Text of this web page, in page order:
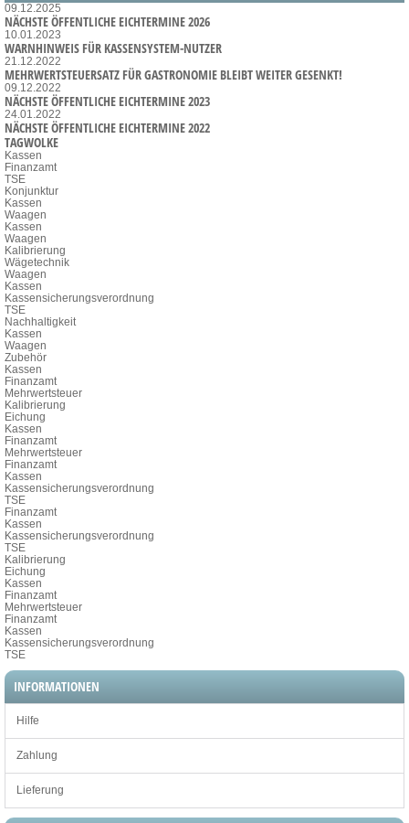
09.12.2025
NÄCHSTE ÖFFENTLICHE EICHTERMINE 2026
10.01.2023
WARNHINWEIS FÜR KASSENSYSTEM-NUTZER
21.12.2022
MEHRWERTSTEUERSATZ FÜR GASTRONOMIE BLEIBT WEITER GESENKT!
09.12.2022
NÄCHSTE ÖFFENTLICHE EICHTERMINE 2023
24.01.2022
NÄCHSTE ÖFFENTLICHE EICHTERMINE 2022
TAGWOLKE
Kassen
Finanzamt
TSE
Konjunktur
Kassen
Waagen
Kassen
Waagen
Kalibrierung
Wägetechnik
Waagen
Kassen
Kassensicherungsverordnung
TSE
Nachhaltigkeit
Kassen
Waagen
Zubehör
Kassen
Finanzamt
Mehrwertsteuer
Kalibrierung
Eichung
Kassen
Finanzamt
Mehrwertsteuer
Finanzamt
Kassen
Kassensicherungsverordnung
TSE
Finanzamt
Kassen
Kassensicherungsverordnung
TSE
Kalibrierung
Eichung
Kassen
Finanzamt
Mehrwertsteuer
Finanzamt
Kassen
Kassensicherungsverordnung
TSE
INFORMATIONEN
Hilfe
Zahlung
Lieferung